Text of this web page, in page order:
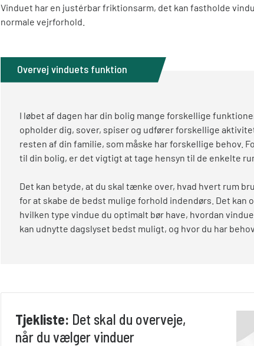
Vinduet har en justérbar friktionsarm, det kan fastholde
normale vejrforhold.
Overvej vinduets funktion
I løbet af dagen har din bolig mange forskellige
opholder dig, sover, spiser og udfører forskellige
resten af din familie, som måske har forskellige behov.
til din bolig, er det vigtigt at tage hensyn til de enkelte
Det kan betyde, at du skal tænke over, hvad hvert rum
for at skabe de bedst mulige forhold indendørs. Det kan
hvilken type vindue du optimalt bør have, hvordan
kan udnytte dagslyset bedst muligt, og hvor du har
Tjekliste: Det skal du overveje,
når du vælger vinduer